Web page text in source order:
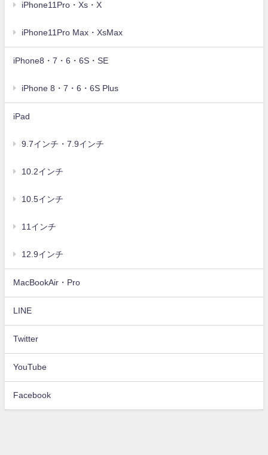
iPhone11Pro・Xs・X
iPhone11Pro Max・XsMax
iPhone8・7・6・6S・SE
iPhone 8・7・6・6S Plus
iPad
9.7インチ・7.9インチ
10.2インチ
10.5インチ
11インチ
12.9インチ
MacBookAir・Pro
LINE
Twitter
YouTube
Facebook